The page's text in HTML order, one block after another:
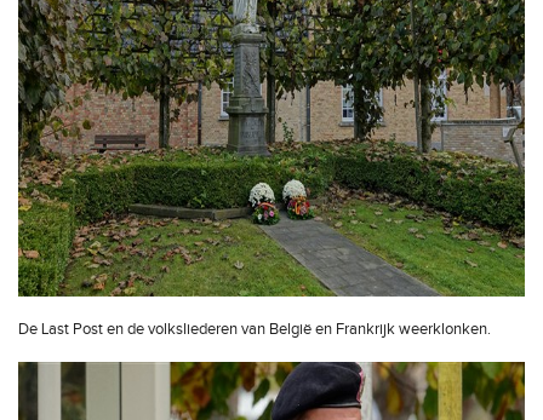
De Last Post en de volksliederen van België en Frankrijk weerklonken.